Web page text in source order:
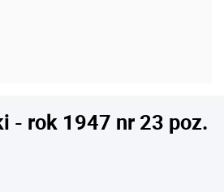
- rok 1947 nr 23 poz.